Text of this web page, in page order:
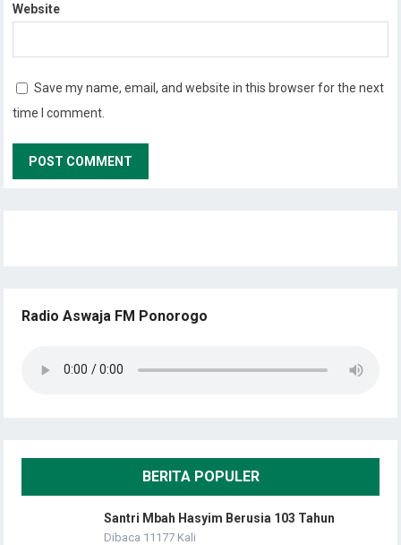
Website
Save my name, email, and website in this browser for the next
time I comment.
Radio Aswaja FM Ponorogo
BERITA POPULER
Santri Mbah Hasyim Berusia 103 Tahun
Dibaca 11177 Kali